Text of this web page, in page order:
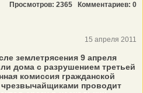
Просмотров: 2365 Комментариев: 0
15 апреля 2011
землетрясения 9 апреля
дома с разрушением третьей
комиссия гражданской
чрезвычайщиками проводит